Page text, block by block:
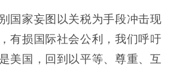
家妄图以关税为手段冲击现
有损国际社会公利，我们呼吁
美国，回到以平等、尊重、互